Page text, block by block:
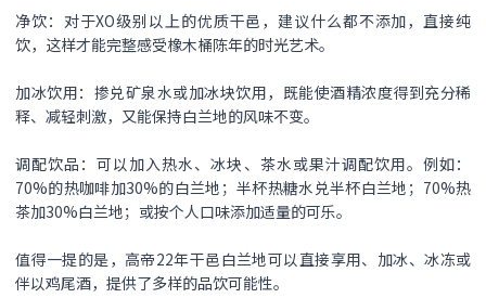
净饮：对于XO级别以上的优质干邑，建议什么都不添加，直接纯
饮，这样才能完整感受橡木桶陈年的时光艺术。
加冰饮用：掺兑矿泉水或加冰块饮用，既能使酒精浓度得到充分稀
释、减轻刺激，又能保持白兰地的风味不变。
调配饮品：可以加入热水、冰块、茶水或果汁调配饮用。例如：
70%的热咖啡加30%的白兰地；半杯热糖水兑半杯白兰地；70%热
茶加30%白兰地；或按个人口味添加适量的可乐。
值得一提的是，高帝22年干邑白兰地可以直接享用、加冰、冰冻或
伴以鸡尾酒，提供了多样的品饮可能性。